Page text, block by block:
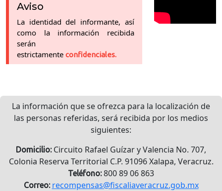
Aviso
La identidad del informante, así
como la información recibida
serán
estrictamente confidenciales.
La información que se ofrezca para la localización de
las personas referidas, será recibida por los medios
siguientes:
Domicilio:Circuito Rafael Guízar y Valencia No. 707,
Colonia Reserva Territorial C.P. 91096 Xalapa, Veracruz.
Teléfono:800 89 06 863
Correo: recompensas@fiscaliaveracruz.gob.mx